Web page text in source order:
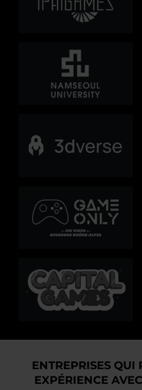
ENTREPRISES QUI
EXPÉRIENCE